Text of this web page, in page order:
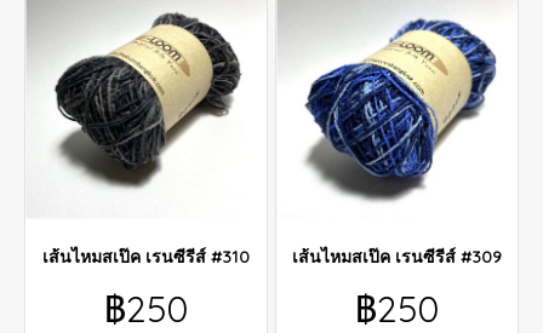
เส้นไหมสเป๊ค เรนซีรีส์ #310
฿250
เส้นไหมสเป๊ค เรนซีรีส์ #309
฿250